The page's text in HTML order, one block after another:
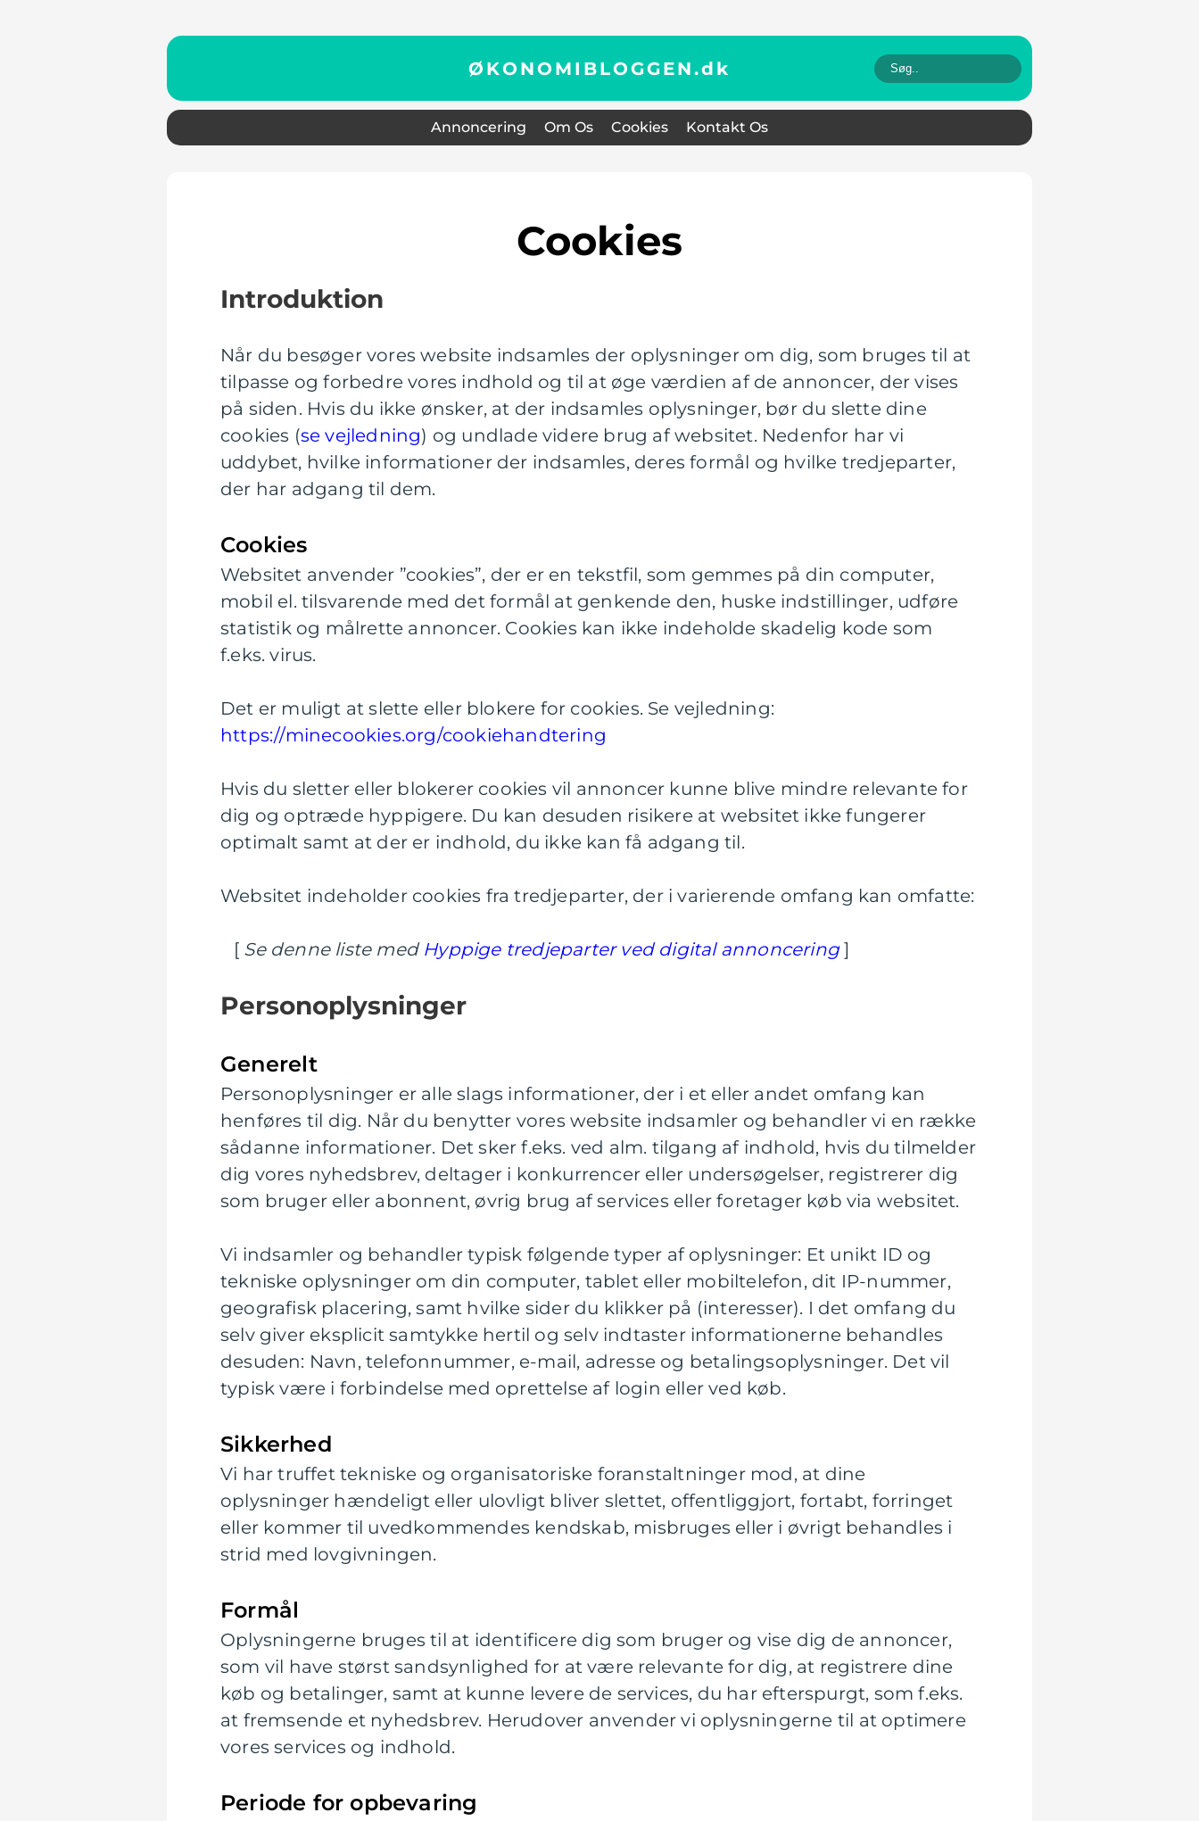
ØKONOMIBLOGGEN.dk
Annoncering Om Os Cookies Kontakt Os
Cookies
Introduktion
Når du besøger vores website indsamles der oplysninger om dig, som bruges til at
tilpasse og forbedre vores indhold og til at øge værdien af de annoncer, der vises
på siden. Hvis du ikke ønsker, at der indsamles oplysninger, bør du slette dine
cookies (se vejledning) og undlade videre brug af websitet. Nedenfor har vi
uddybet, hvilke informationer der indsamles, deres formål og hvilke tredjeparter,
der har adgang til dem.
Cookies
Websitet anvender ”cookies”, der er en tekstfil, som gemmes på din computer,
mobil el. tilsvarende med det formål at genkende den, huske indstillinger, udføre
statistik og målrette annoncer. Cookies kan ikke indeholde skadelig kode som
f.eks. virus.
Det er muligt at slette eller blokere for cookies. Se vejledning:
https://minecookies.org/cookiehandtering
Hvis du sletter eller blokerer cookies vil annoncer kunne blive mindre relevante for
dig og optræde hyppigere. Du kan desuden risikere at websitet ikke fungerer
optimalt samt at der er indhold, du ikke kan få adgang til.
Websitet indeholder cookies fra tredjeparter, der i varierende omfang kan omfatte:
[ Se denne liste med Hyppige tredjeparter ved digital annoncering]
Personoplysninger
Generelt
Personoplysninger er alle slags informationer, der i et eller andet omfang kan
henføres til dig. Når du benytter vores website indsamler og behandler vi en række
sådanne informationer. Det sker f.eks. ved alm. tilgang af indhold, hvis du tilmelder
dig vores nyhedsbrev, deltager i konkurrencer eller undersøgelser, registrerer dig
som bruger eller abonnent, øvrig brug af services eller foretager køb via websitet.
Vi indsamler og behandler typisk følgende typer af oplysninger: Et unikt ID og
tekniske oplysninger om din computer, tablet eller mobiltelefon, dit IP-nummer,
geografisk placering, samt hvilke sider du klikker på (interesser). I det omfang du
selv giver eksplicit samtykke hertil og selv indtaster informationerne behandles
desuden: Navn, telefonnummer, e-mail, adresse og betalingsoplysninger. Det vil
typisk være i forbindelse med oprettelse af login eller ved køb.
Sikkerhed
Vi har truffet tekniske og organisatoriske foranstaltninger mod, at dine
oplysninger hændeligt eller ulovligt bliver slettet, offentliggjort, fortabt, forringet
eller kommer til uvedkommendes kendskab, misbruges eller i øvrigt behandles i
strid med lovgivningen.
Formål
Oplysningerne bruges til at identificere dig som bruger og vise dig de annoncer,
som vil have størst sandsynlighed for at være relevante for dig, at registrere dine
køb og betalinger, samt at kunne levere de services, du har efterspurgt, som f.eks.
at fremsende et nyhedsbrev. Herudover anvender vi oplysningerne til at optimere
vores services og indhold.
Periode for opbevaring